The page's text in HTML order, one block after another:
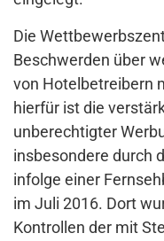
Die
Beschwerden über
von Hotelbetreibern
hierfür ist die
unberechtigter
insbesondere durch
infolge einer
im Juli 2016. Dort
Kontrollen der mit